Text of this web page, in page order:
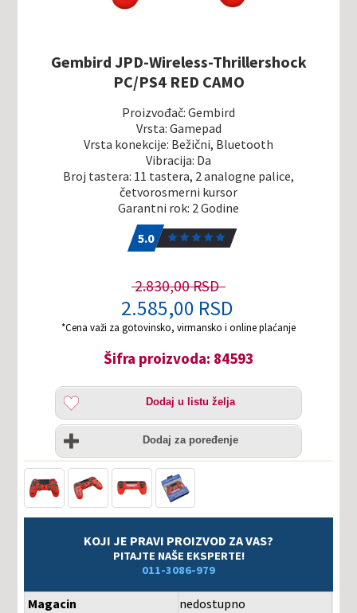
Gembird JPD-Wireless-Thrillershock
PC/PS4 RED CAMO
Proizvođač: Gembird
Vrsta: Gamepad
Vrsta konekcije: Bežični, Bluetooth
Vibracija: Da
Broj tastera: 11 tastera, 2 analogne palice,
četvorosmerni kursor
Garantni rok: 2 Godine
5.0
2.830,00 RSD
2.585,00 RSD
*Cena važi za gotovinsko, virmansko i online plaćanje
Šifra proizvoda: 84593
Dodaj
listu
želja
Dodaj u listu želja
Uporedi
Dodaj za poređenje
KOJI JE PRAVI PROIZVOD ZA VAS?
PITAJTE NAŠE EKSPERTE!
011-3086-979
Magacin
nedostupno